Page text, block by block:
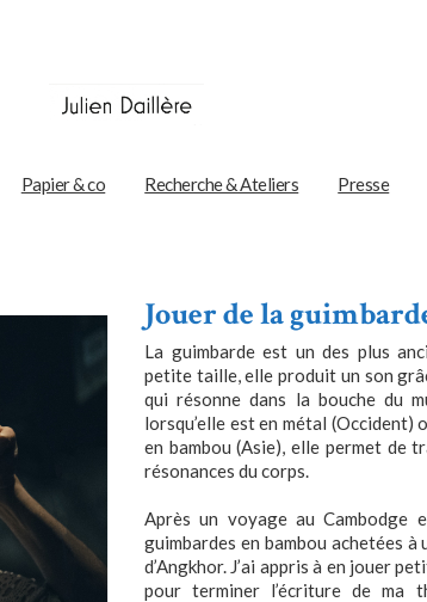
Papier & co Recherche & Ateliers Presse
Jouer de la
La guimbarde est un des plus
petite taille, elle produit un son
qui résonne dans la bouche du
lorsqu’elle est en métal (Occident)
en bambou (Asie), elle permet de
résonances du corps.
Après un voyage au Cambodge
guimbardes en bambou achetées
d’Angkhor. J’ai appris à en jouer
pour terminer l’écriture de ma